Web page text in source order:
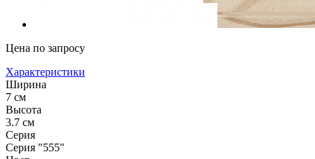
Цена по запросу
Характеристики
Ширина
7 см
Высота
3.7 см
Серия
Серия "555"